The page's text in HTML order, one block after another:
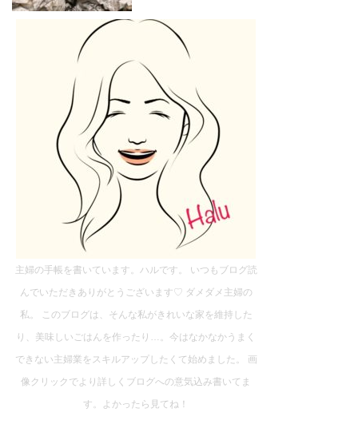
主婦の手帳を書いています。ハルです。 いつもブログ読
んでいただきありがとうございます♡ ダメダメ主婦の
私。 このブログは、そんな私がきれいな家を維持した
り、美味しいごはんを作ったり…。今はなかなかうまく
できない主婦業をスキルアップしたくて始めました。 画
像クリックでより詳しくブログへの意気込み書いてま
す。よかったら見てね！